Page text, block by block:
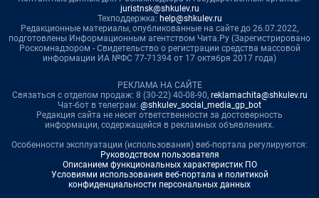
juristnsk@shkulev.ru
Техподдержка: help@shkulev.ru
Редакционные материалы, опубликованные на сайте до 26.07.2022,
подготовлены Информационным агентством Чита.Ру (Зарегистрировано
Роскомнадзором - Свидетельство о регистрации средства массовой
информации ИА №ФС 77-71394 от 17 октября 2017 года)
РЕКЛАМА НА САЙТЕ
Связаться с отделом продаж: 8 (30-22) 40-08-90, reklamachita@shkulev.ru
Чат-бот в телеграм: @shkulev_social_media_gp_bot
Редакция сайта не несет ответственности за достоверность
информации, содержащейся в рекламных объявлениях.
Особенности эксплуатации (использования) веб-портала регулируются:
Руководством пользователя
Описанием функциональных характеристик ПО
Условиями использования веб-портала и политикой
конфиденциальности персональных данных